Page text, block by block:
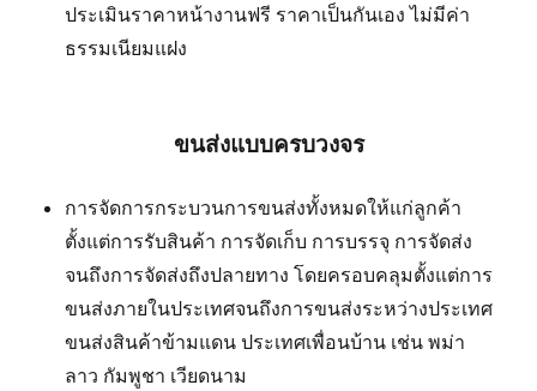
ประเมินราคาหน้างานฟรี ราคาเป็นกันเอง ไม่มีค่า
ธรรมเนียมแฝง
ขนส่งแบบครบวงจร
การจัดการกระบวนการขนส่งทั้งหมดให้แก่ลูกค้า
ตั้งแต่การรับสินค้า การจัดเก็บ การบรรจุ การจัดส่ง
จนถึงการจัดส่งถึงปลายทาง โดยครอบคลุมตั้งแต่การ
ขนส่งภายในประเทศจนถึงการขนส่งระหว่างประเทศ
ขนส่งสินค้าข้ามแดน ประเทศเพื่อนบ้าน เช่น พม่า
ลาว กัมพูชา เวียดนาม